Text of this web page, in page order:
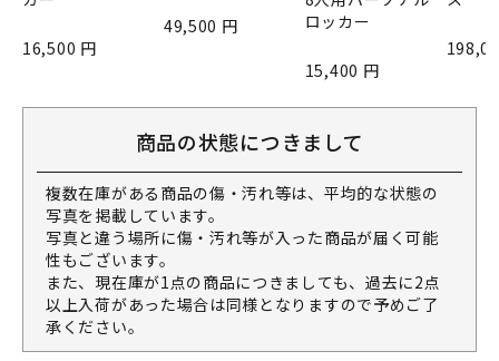
16,500 円
49,500 円
ロッカー
15,400 円
商品の状態につきまして
複数在庫がある商品の傷・汚れ等は、平均的な状態の
写真を掲載しています。
写真と違う場所に傷・汚れ等が入った商品が届く可能
性もございます。
また、現在庫が1点の商品につきましても、過去に2点
以上入荷があった場合は同様となりますので予めご了
承ください。